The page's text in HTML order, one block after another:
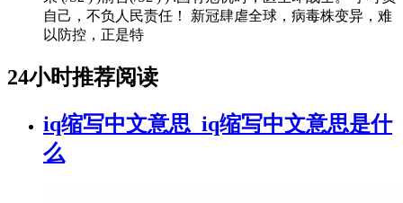
自己，不负人民责任！ 新冠肆虐全球，病毒株变异，难
以防控，正是特
24小时推荐阅读
iq缩写中文意思_iq缩写中文意思是什
么